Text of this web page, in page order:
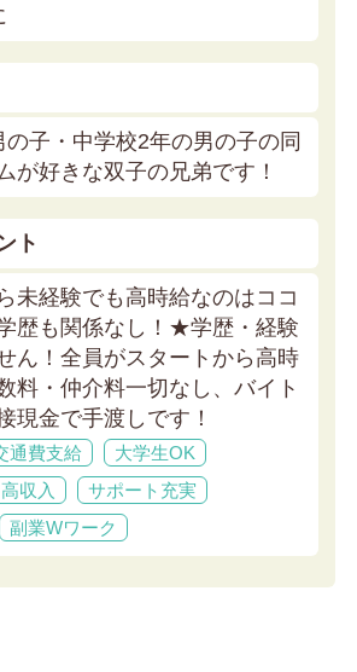
子・中学校2年の男の子の同
が好きな双子の兄弟です！
ト
未経験でも高時給なのはココ
歴も関係なし！★学歴・経験
ん！全員がスタートから高時
料・仲介料一切なし、バイト
現金で手渡しです！
通費支給
大学生OK
高収入
サポート充実
副業Wワーク